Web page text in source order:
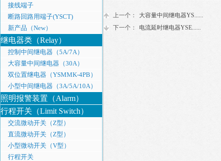
接线端子
断路回路用端子(YSCT)
新产品（New）
继电器类（Relay）
控制中间继电器（5A/7A）
大容量中间继电器（30A）
双位置继电器（YSMMK-4PB）
小型中间继电器（3A/5A/10A）
照明报警装置（Alarm）
行程开关（Limit Switch）
交流微动开关（Z型）
直流微动开关（Z型）
小型微动开关（V型）
行程开关
上一个：
大容量中间继电器YS......
下一个：
电流延时继电器YSE......